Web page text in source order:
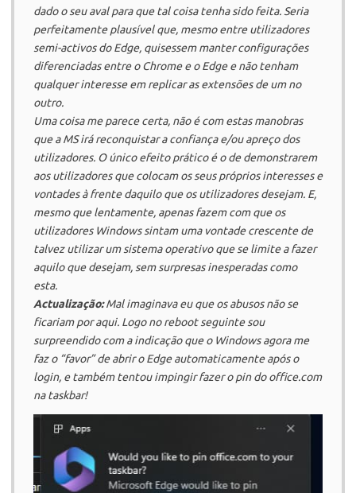
dado o seu aval para que tal coisa tenha sido feita. Seria
perfeitamente plausível que, mesmo entre utilizadores
semi-activos do Edge, quisessem manter configurações
diferenciadas entre o Chrome e o Edge e não tenham
qualquer interesse em replicar as extensões de um no
outro.
Uma coisa me parece certa, não é com estas manobras
que a MS irá reconquistar a confiança e/ou apreço dos
utilizadores. O único efeito prático é o de demonstrarem
aos utilizadores que colocam os seus próprios interesses e
vontades à frente daquilo que os utilizadores desejam. E,
mesmo que lentamente, apenas fazem com que os
utilizadores Windows sintam uma vontade crescente de
talvez utilizar um sistema operativo que se limite a fazer
aquilo que desejam, sem surpresas inesperadas como
esta.
Actualização:Mal imaginava eu que os abusos não se
ficariam por aqui. Logo no reboot seguinte sou
surpreendido com a indicação que o Windows agora me
faz o “favor” de abrir o Edge automaticamente após o
login, e também tentou impingir fazer o pin do office.com
na taskbar!